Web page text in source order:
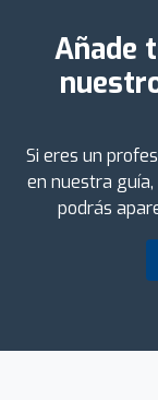
Añade
Si eres un
en nuestra
podrás